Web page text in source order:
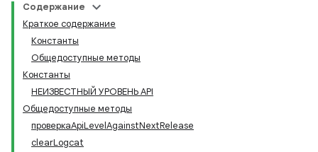
Содержание
Краткое содержание
Константы
Общедоступные методы
Константы
НЕИЗВЕСТНЫЙ УРОВЕНЬ API
Общедоступные методы
проверкаApiLevelAgainstNextRelease
clearLogcat